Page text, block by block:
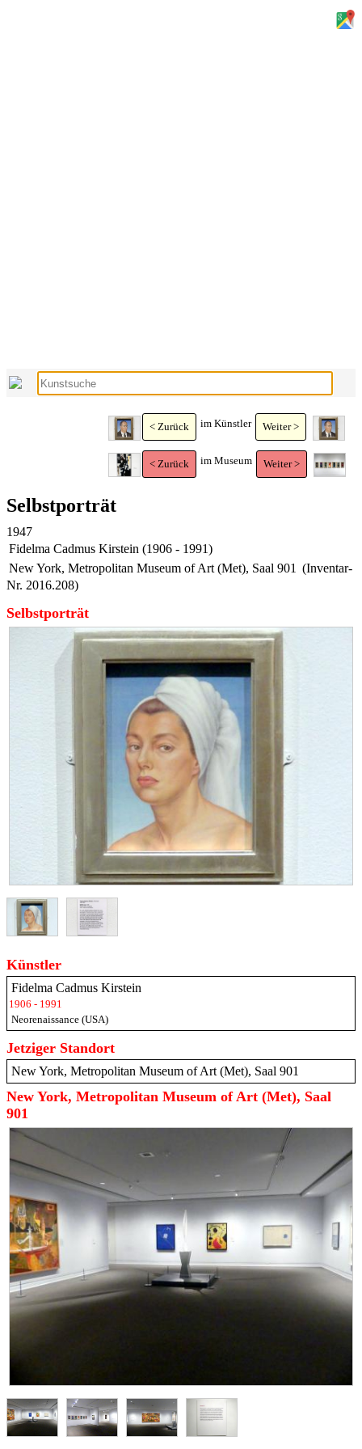
< Zurück im Künstler Weiter >
< Zurück im Museum Weiter >
Selbstporträt
1947
Fidelma Cadmus Kirstein (1906 - 1991)
New York, Metropolitan Museum of Art (Met), Saal 901 (Inventar-
Nr. 2016.208)
Selbstporträt
Künstler
Fidelma Cadmus Kirstein
1906 - 1991
Neorenaissance (USA)
Jetziger Standort
New York, Metropolitan Museum of Art (Met), Saal 901
New York, Metropolitan Museum of Art (Met), Saal
901